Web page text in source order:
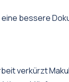
bessere
verkürzt